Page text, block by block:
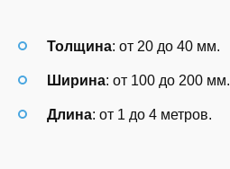
Толщина: от 20 до 40 мм.
Ширина: от 100 до 200 мм.
Длина: от 1 до 4 метров.